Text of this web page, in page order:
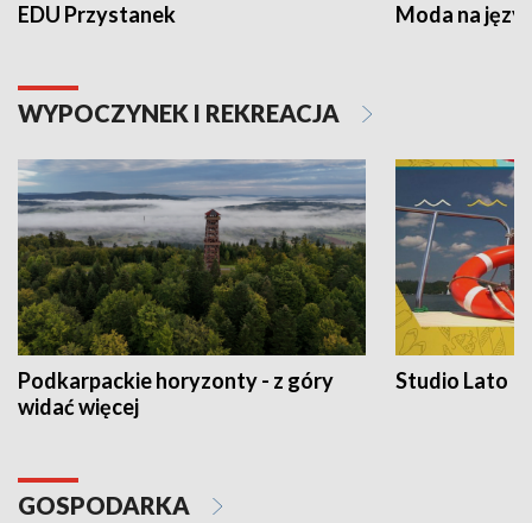
EDU Przystanek Moda na
WYPOCZYNEK I REKREACJA
Podkarpackie horyzonty - z góry
widać więcej
Studio Lato
GOSPODARKA